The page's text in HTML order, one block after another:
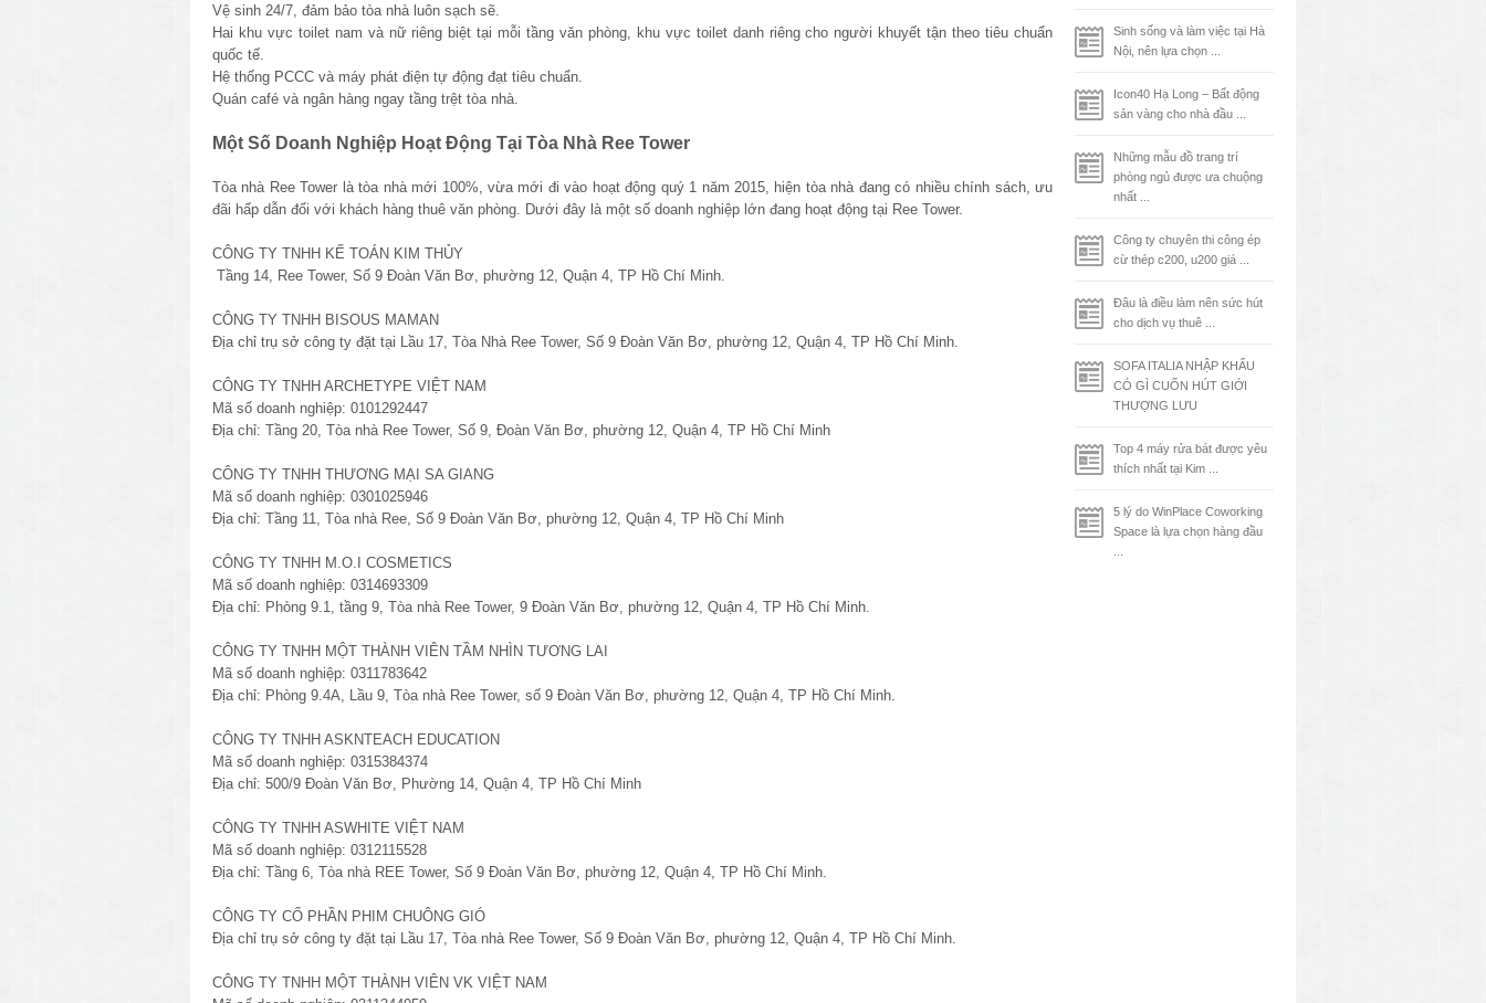
Vệ sinh 24/7, đảm bảo tòa nhà luôn sạch sẽ.
Hai khu vực toilet nam và nữ riêng biệt tại mỗi tầng văn phòng, khu vực toilet danh riêng cho người khuyết tận theo tiêu chuẩn
quốc tế.
Hệ thống PCCC và máy phát điện tự động đạt tiêu chuẩn.
Quán café và ngân hàng ngay tầng trệt tòa nhà.
Một Số Doanh Nghiệp Hoạt Động Tại Tòa Nhà Ree Tower
Tòa nhà Ree Tower là tòa nhà mới 100%, vừa mới đi vào hoạt động quý 1 năm 2015, hiện tòa nhà đang có nhiều chính sách, ưu
đãi hấp dẫn đối với khách hàng thuê văn phòng. Dưới đây là một số doanh nghiệp lớn đang hoạt động tại Ree Tower.
CÔNG TY TNHH KẾ TOÁN KIM THỦY
Tầng 14, Ree Tower, Số 9 Đoàn Văn Bơ, phường 12, Quận 4, TP Hồ Chí Minh.
CÔNG TY TNHH BISOUS MAMAN
Địa chỉ trụ sở công ty đặt tại Lầu 17, Tòa Nhà Ree Tower, Số 9 Đoàn Văn Bơ, phường 12, Quận 4, TP Hồ Chí Minh.
CÔNG TY TNHH ARCHETYPE VIỆT NAM
Mã số doanh nghiệp: 0101292447
Địa chỉ: Tầng 20, Tòa nhà Ree Tower, Số 9, Đoàn Văn Bơ, phường 12, Quận 4, TP Hồ Chí Minh
CÔNG TY TNHH THƯƠNG MẠI SA GIANG
Mã số doanh nghiệp: 0301025946
Địa chỉ: Tầng 11, Tòa nhà Ree, Số 9 Đoàn Văn Bơ, phường 12, Quận 4, TP Hồ Chí Minh
CÔNG TY TNHH M.O.I COSMETICS
Mã số doanh nghiệp: 0314693309
Địa chỉ: Phòng 9.1, tầng 9, Tòa nhà Ree Tower, 9 Đoàn Văn Bơ, phường 12, Quận 4, TP Hồ Chí Minh.
CÔNG TY TNHH MỘT THÀNH VIÊN TẦM NHÌN TƯƠNG LAI
Mã số doanh nghiệp: 0311783642
Địa chỉ: Phòng 9.4A, Lầu 9, Tòa nhà Ree Tower, số 9 Đoàn Văn Bơ, phường 12, Quận 4, TP Hồ Chí Minh.
CÔNG TY TNHH ASKNTEACH EDUCATION
Mã số doanh nghiệp: 0315384374
Địa chỉ: 500/9 Đoàn Văn Bơ, Phường 14, Quận 4, TP Hồ Chí Minh
CÔNG TY TNHH ASWHITE VIỆT NAM
Mã số doanh nghiệp: 0312115528
Địa chỉ: Tầng 6, Tòa nhà REE Tower, Số 9 Đoàn Văn Bơ, phường 12, Quận 4, TP Hồ Chí Minh.
CÔNG TY CỔ PHẦN PHIM CHUÔNG GIÓ
Địa chỉ trụ sở công ty đặt tại Lầu 17, Tòa nhà Ree Tower, Số 9 Đoàn Văn Bơ, phường 12, Quận 4, TP Hồ Chí Minh.
CÔNG TY TNHH MỘT THÀNH VIÊN VK VIỆT NAM
Sinh sống và làm việc tại Hà
Nội, nên lựa chọn ...
Icon40 Hạ Long – Bất động
sản vàng cho nhà đầu ...
Những mẫu đồ trang trí
phòng ngủ được ưa chuộng
nhất ...
Công ty chuyên thi công ép
cừ thép c200, u200 giá ...
Đâu là điều làm nên sức hút
cho dịch vụ thuê ...
SOFA ITALIA NHẬP KHẨU
CÓ GÌ CUỐN HÚT GIỚI
THƯỢNG LƯU
Top 4 máy rửa bát được yêu
thích nhất tại Kim ...
5 lý do WinPlace Coworking
Space là lựa chọn hàng đầu